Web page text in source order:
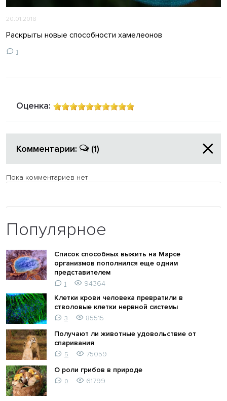
20.01.2018
Раскрыты новые способности хамелеонов
1
Оценка:
Комментарии: (1)
Пока комментариев нет
Популярное
Список способных выжить на Марсе
организмов пополнился еще одним
представителем
1
94364
Клетки крови человека превратили в
стволовые клетки нервной системы
3
85515
Получают ли животные удовольствие от
спаривания
5
75059
О роли грибов в природе
0 61799